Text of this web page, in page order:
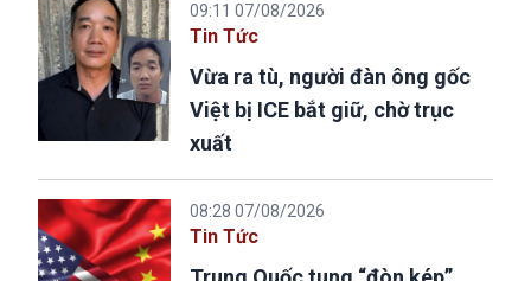
09:11 07/08/2026
Tin Tức
Vừa ra tù, người đàn ông gốc
Việt bị ICE bắt giữ, chờ trục
xuất
08:28 07/08/2026
Tin Tức